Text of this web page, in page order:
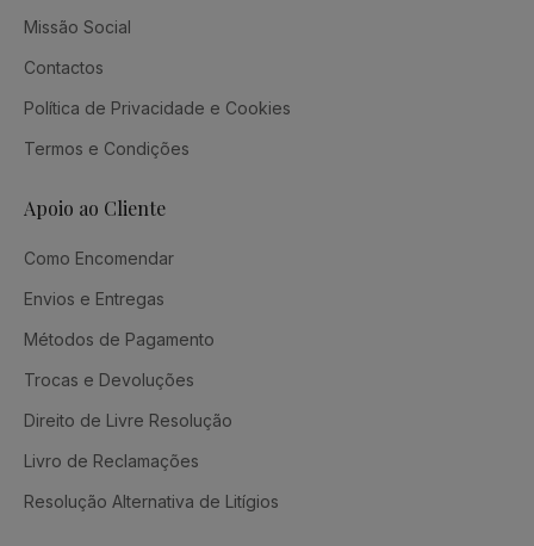
Missão Social
Contactos
Política de Privacidade e Cookies
Termos e Condições
Apoio ao Cliente
Como Encomendar
Envios e Entregas
Métodos de Pagamento
Trocas e Devoluções
Direito de Livre Resolução
Livro de Reclamações
Resolução Alternativa de Litígios